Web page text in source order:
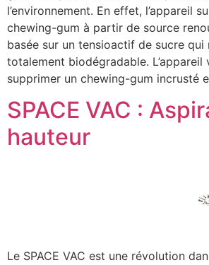
l’environnement. En effet, l’appareil
chewing-gum à partir de source
basée sur un tensioactif de sucre qui
totalement biodégradable. L’appareil
supprimer un chewing-gum incrusté
SPACE VAC :
hauteur
Le SPACE VAC est une révolution